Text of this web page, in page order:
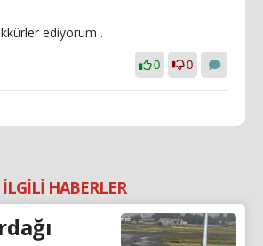
ediyorum .
0 0
İLGİLİ HABERLER